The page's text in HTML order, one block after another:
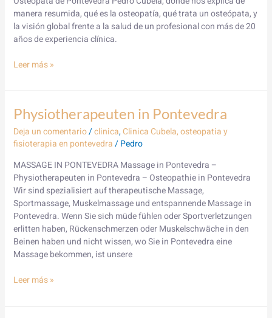
manera resumida, qué es la osteopatía, qué trata un osteópata, y
la visión global frente a la salud de un profesional con más de 20
años de experiencia clínica.
Leer más »
Physiotherapeuten in Pontevedra
Deja un comentario/clinica,Clinica Cubela, osteopatia y
fisioterapia en pontevedra/Pedro
MASSAGE IN PONTEVEDRA Massage in Pontevedra –
Physiotherapeuten in Pontevedra – Osteopathie in Pontevedra
Wir sind spezialisiert auf therapeutische Massage,
Sportmassage, Muskelmassage und entspannende Massage in
Pontevedra. Wenn Sie sich müde fühlen oder Sportverletzungen
erlitten haben, Rückenschmerzen oder Muskelschwäche in den
Beinen haben und nicht wissen, wo Sie in Pontevedra eine
Massage bekommen, ist unsere
Physiotherapeuten
in
Pontevedra
Leer más »